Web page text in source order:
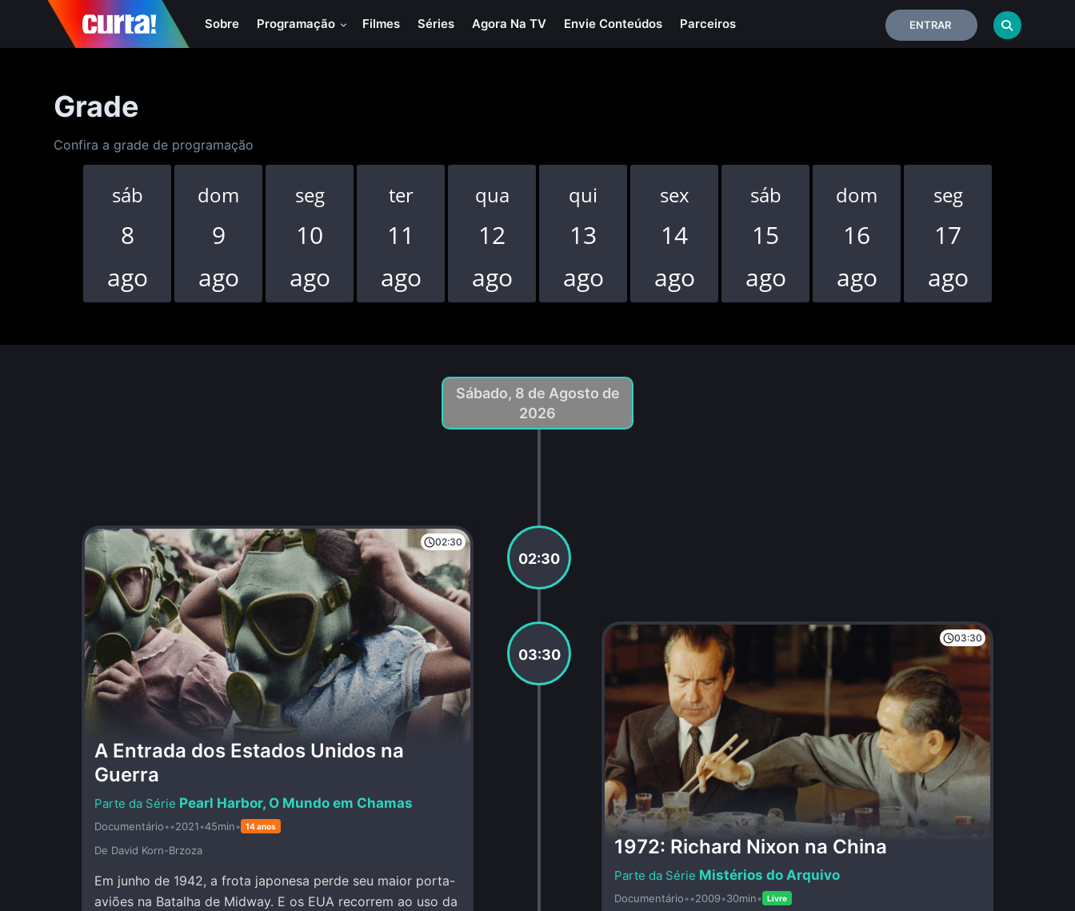
Sobre Programação Filmes Séries Agora Na TV Envie Conteúdos Parceiros ENTRAR
Grade
Confira a grade de programação
sáb
8
ago
dom
9
ago
seg
10
ago
ter
11
ago
qua
12
ago
qui
13
ago
sex
14
ago
sáb
15
ago
dom
16
ago
seg
17
ago
Sábado, 8 de Agosto de
2026
02:30
02:30
A Entrada dos Estados Unidos na
Guerra
Pearl Harbor, O Mundo em Chamas
Documentário••2021•45min• 14 anos
De David Korn-Brzoza
Em junho de 1942, a frota japonesa perde seu maior porta-
aviões na Batalha de Midway. E os EUA recorrem ao uso da
03:30
03:30
1972: Richard Nixon na China
Mistérios do Arquivo
Documentário••2009•30min• Livre